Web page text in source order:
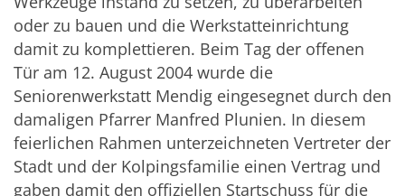
oder zu bauen und die Werkstatteinrichtung
damit zu komplettieren. Beim Tag der offenen
Tür am 12. August 2004 wurde die
Seniorenwerkstatt Mendig eingesegnet durch den
damaligen Pfarrer Manfred Plunien. In diesem
feierlichen Rahmen unterzeichneten Vertreter der
Stadt und der Kolpingsfamilie einen Vertrag und
gaben damit den offiziellen Startschuss für die